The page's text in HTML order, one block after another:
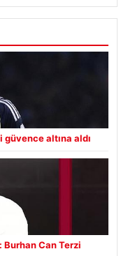
altına aldı
Can Terzi